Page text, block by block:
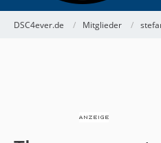
DSC4ever.de Mitglieder